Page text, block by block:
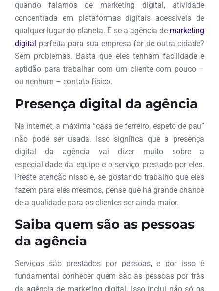
quando falamos de marketing digital, atividade
concentrada em plataformas digitais acessíveis de
qualquer lugar do planeta. E se a agência de marketing
digital perfeita para sua empresa for de outra cidade?
Sem problemas. Basta que eles tenham facilidade e
aptidão para trabalhar com um cliente com pouco –
ou nenhum – contato físico.
Presença digital da agência
Na internet, a máxima “casa de ferreiro, espeto de pau”
não pode ser usada. Isso significa que a presença
digital da agência vai dizer muito sobre a
especialidade da equipe e o serviço prestado por eles.
Preste atenção nisso e, se gostar do trabalho que eles
fazem para eles mesmos, pense que há grande chance
de a qualidade para os clientes ser ainda maior.
Saiba quem são as pessoas
da agência
Serviços são prestados por pessoas, e por isso é
fundamental conhecer quem são as pessoas por trás
da agência de marketing digital. Isso inclui não só os